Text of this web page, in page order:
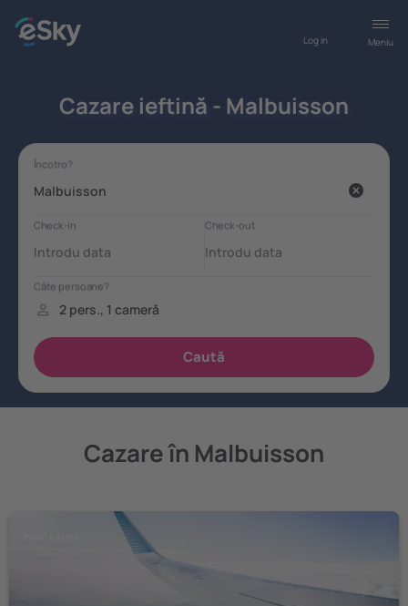
Meniu
Log in
Cazare ieftină - Malbuisson
Cazare în Malbuisson